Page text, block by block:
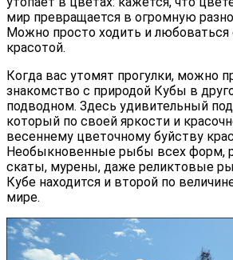
мир превращается в огромную
Можно просто ходить и
красотой.
Когда вас утомят прогулки, можно
знакомство с природой Кубы в
подводном. Здесь удивительный
который по своей яркости и
весеннему цветочному буйству
Необыкновенные рыбы всех форм,
скаты, мурены, даже реликтовые
Кубе находится и второй по
мире.